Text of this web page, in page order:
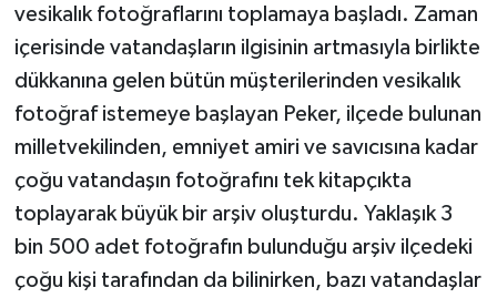
vesikalık fotoğraflarını toplamaya başladı. Zaman
içerisinde vatandaşların ilgisinin artmasıyla birlikte
dükkanına gelen bütün müşterilerinden vesikalık
fotoğraf istemeye başlayan Peker, ilçede bulunan
milletvekilinden, emniyet amiri ve savıcısına kadar
çoğu vatandaşın fotoğrafını tek kitapçıkta
toplayarak büyük bir arşiv oluşturdu. Yaklaşık 3
bin 500 adet fotoğrafın bulunduğu arşiv ilçedeki
çoğu kişi tarafından da bilinirken, bazı vatandaşlar